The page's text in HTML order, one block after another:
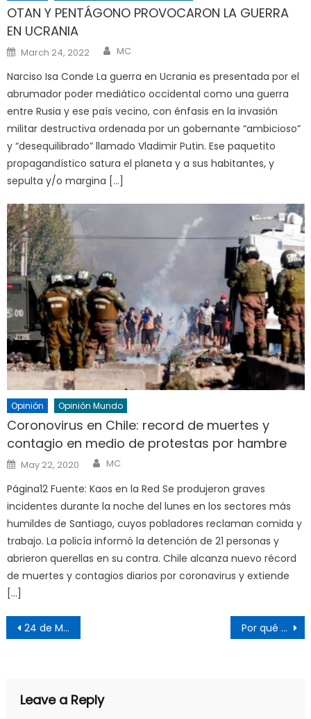
OTAN Y PENTÁGONO PROVOCARON LA GUERRA
EN UCRANIA
Posted
on
March 24, 2022 Author
MC
Narciso Isa Conde La guerra en Ucrania es presentada por el
abrumador poder mediático occidental como una guerra
entre Rusia y ese país vecino, con énfasis en la invasión
militar destructiva ordenada por un gobernante “ambicioso”
y “desequilibrado” llamado Vladimir Putin. Ese paquetito
propagandístico satura el planeta y a sus habitantes, y
sepulta y/o margina […]
Opinión Opinión Mundo
Coronovirus en Chile: record de muertes y
contagio en medio de protestas por hambre
Posted
on
May 22, 2020 Author
MC
Página12 Fuente: Kaos en la Red Se produjeron graves
incidentes durante la noche del lunes en los sectores más
humildes de Santiago, cuyos pobladores reclaman comida y
trabajo. La policía informó la detención de 21 personas y
abrieron querellas en su contra. Chile alcanza nuevo récord
de muertes y contagios diarios por coronavirus y extiende
[…]
Post
navigation
24 de Marzo: una recordación imprescindible Por qué Harari no tiene razón (aunque estuviera cargado de ella)
Leave a Reply